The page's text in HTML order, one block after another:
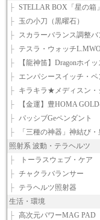
├ STELLAR BOX「星の箱」
├ 玉の小刀（黒曜石）
├ スカラーバランス調整バ
├ テスラ・ウォッチL.MWO
├
【龍神笛】Dragonホイ
├ エンパシースイッチ・ペ
├ キラキラ★メディスン・
├
【金運】豊HOMA
├ パッシブGeペンダント
├
「三種の神器」神結び
照射系 波動・テラヘルツ
├
トーラスウェブ・ケア
├ チャクラバランサー
├ テラヘルツ照射器
生活・環境
├ 高次元パワーMAG PAD